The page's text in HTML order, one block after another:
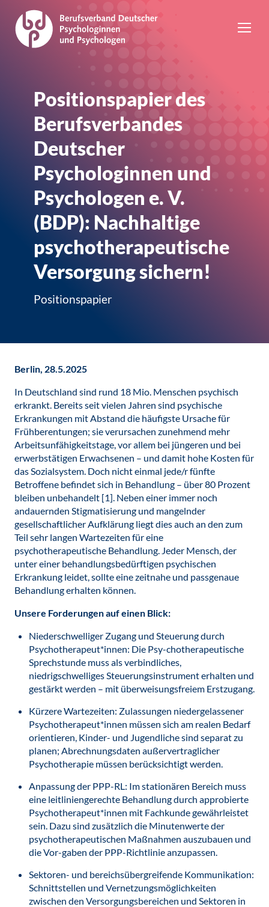
Positionspapier des
Berufsverbandes
Deutscher
Psychologinnen und
Psychologen e. V.
(BDP): Nachhaltige
psychotherapeutische
Versorgung sichern!
Positionspapier
Berlin, 28.5.2025
In Deutschland sind rund 18 Mio. Menschen psychisch
erkrankt. Bereits seit vielen Jahren sind psychische
Erkrankungen mit Abstand die häufigste Ursache für
Frühberentungen; sie verursachen zunehmend mehr
Arbeitsunfähigkeitstage, vor allem bei jüngeren und bei
erwerbstätigen Erwachsenen – und damit hohe Kosten für
das Sozialsystem. Doch nicht einmal jede/r fünfte
Betroffene befindet sich in Behandlung – über 80 Prozent
bleiben unbehandelt [1]. Neben einer immer noch
andauernden Stigmatisierung und mangelnder
gesellschaftlicher Aufklärung liegt dies auch an den zum
Teil sehr langen Wartezeiten für eine
psychotherapeutische Behandlung. Jeder Mensch, der
unter einer behandlungsbedürftigen psychischen
Erkrankung leidet, sollte eine zeitnahe und passgenaue
Behandlung erhalten können.
Unsere Forderungen auf einen Blick:
Niederschwelliger Zugang und Steuerung durch
Psychotherapeut*innen: Die Psy-chotherapeutische
Sprechstunde muss als verbindliches,
niedrigschwelliges Steuerungsinstrument erhalten und
gestärkt werden – mit überweisungsfreiem Erstzugang.
Kürzere Wartezeiten: Zulassungen niedergelassener
Psychotherapeut*innen müssen sich am realen Bedarf
orientieren, Kinder- und Jugendliche sind separat zu
planen; Abrechnungsdaten außervertraglicher
Psychotherapie müssen berücksichtigt werden.
Anpassung der PPP-RL: Im stationären Bereich muss
eine leitliniengerechte Behandlung durch approbierte
Psychotherapeut*innen mit Fachkunde gewährleistet
sein. Dazu sind zusätzlich die Minutenwerte der
psychotherapeutischen Maßnahmen auszubauen und
die Vor-gaben der PPP-Richtlinie anzupassen.
Sektoren- und bereichsübergreifende Kommunikation:
Schnittstellen und Vernetzungsmöglichkeiten
zwischen den Versorgungsbereichen und Sektoren in